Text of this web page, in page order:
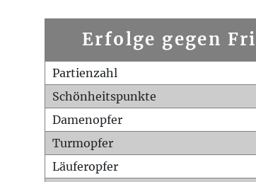
Erfolge gegen
Partienzahl
Schönheitspunkte
Damenopfer
Turmopfer
Läuferopfer